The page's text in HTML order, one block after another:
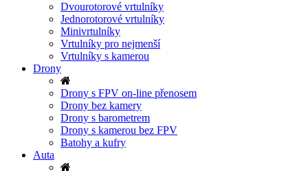
Dvourotorové vrtulníky
Jednorotorové vrtulníky
Minivrtulníky
Vrtulníky pro nejmenší
Vrtulníky s kamerou
Drony
Drony s FPV on-line přenosem
Drony bez kamery
Drony s barometrem
Drony s kamerou bez FPV
Batohy a kufry
Auta